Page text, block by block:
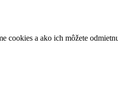
cookies a ako ich môžete